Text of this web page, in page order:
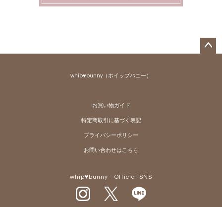
whip♥bunny（ホイップバニー）
お買い物ガイド
特定商取引に基づく表記
プライバシーポリシー
お問い合わせはこちら
whip♥bunny Official SNS